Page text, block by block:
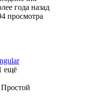
года назад
просмотра
ещё
Простой